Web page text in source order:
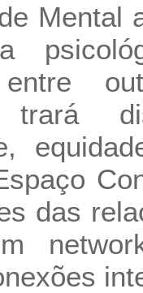
Mental
entre
trará
das